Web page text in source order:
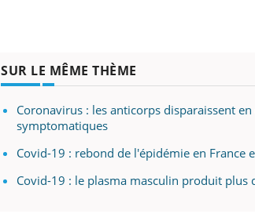
SUR LE MÊME THÈME
Coronavirus : les anticorps disparaissent
symptomatiques
Covid-19 : rebond de l'épidémie en France
Covid-19 : le plasma masculin produit plus